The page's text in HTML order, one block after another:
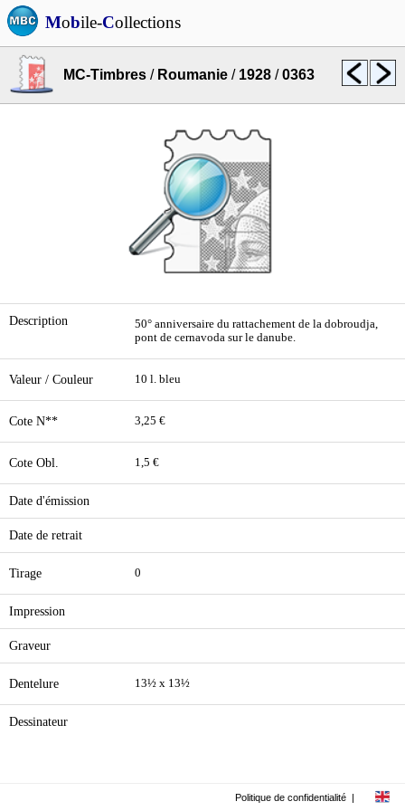
Mobile-Collections
MC-Timbres / Roumanie / 1928 /0363
Description
50° anniversaire du rattachement de la dobroudja,
pont de cernavoda sur le danube.
Valeur / Couleur 10 l. bleu
Cote N** 3,25 €
Cote Obl. 1,5 €
Date d'émission
Date de retrait
Tirage 0
Impression
Graveur
Dentelure 13½ x 13½
Dessinateur
Politique de confidentialité |